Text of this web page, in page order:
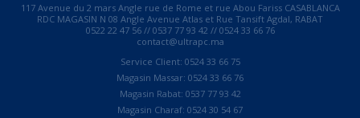
117 Avenue du 2 mars Angle rue de Rome et rue Abou Fariss CASABLANCA
RDC MAGASIN N 08 Angle Avenue Atlas et Rue Tansift Agdal, RABAT
0522 22 47 56 // 0537 77 93 42 // 0524 33 66 76
contact@ultrapc.ma
Service Client: 0524 33 66 75
Magasin Massar: 0524 33 66 76
Magasin Rabat: 0537 77 93 42
Magasin Charaf: 0524 30 54 67